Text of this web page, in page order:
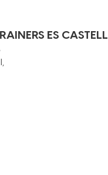
ES CASTELL